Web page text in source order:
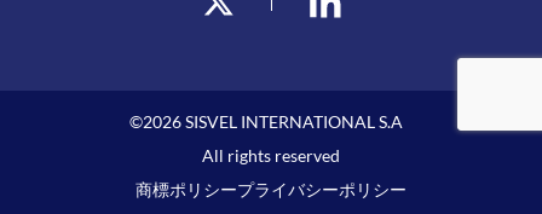
©2026SISVEL INTERNATIONAL S.A
All rights reserved
商標ポリシープライバシーポリシー